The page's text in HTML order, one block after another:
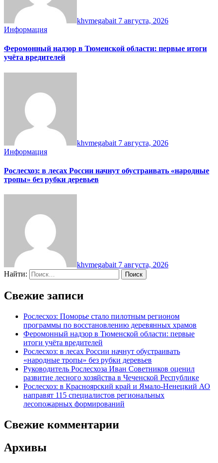
khvmegabait 7 августа, 2026
Информация
Феромонный надзор в Тюменской области: первые итоги
учёта вредителей
khvmegabait 7 августа, 2026
Информация
Рослесхоз: в лесах России начнут обустраивать «народные
тропы» без рубки деревьев
khvmegabait 7 августа, 2026
Найти:
Свежие записи
Рослесхоз: Поморье стало пилотным регионом
программы по восстановлению деревянных храмов
Феромонный надзор в Тюменской области: первые
итоги учёта вредителей
Рослесхоз: в лесах России начнут обустраивать
«народные тропы» без рубки деревьев
Руководитель Рослесхоза Иван Советников оценил
развитие лесного хозяйства в Чеченской Республике
Рослесхоз: в Красноярский край и Ямало-Ненецкий АО
направят 115 специалистов региональных
лесопожарных формирований
Свежие комментарии
Архивы